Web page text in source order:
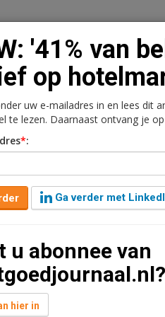
Vacaturebank Contact
nog
6 jaar geleden aangepast 3
ook de nieuwste
zo daalde
'41% van
op
uw e-mailadres in en lees dit
te lezen. Daarnaast ontvang je
*:
Ga verder met
u abonnee van
hier in